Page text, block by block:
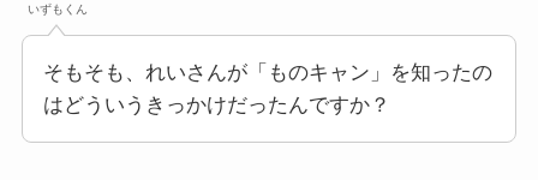
いずもくん
そもそも、れいさんが「ものキャン」を知ったの
はどういうきっかけだったんですか？